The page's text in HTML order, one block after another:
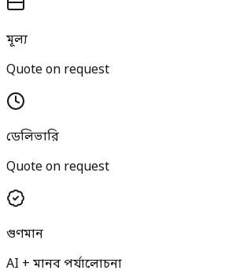
মূল্য
Quote on request
ডেলিভারি
Quote on request
গুণমান
AI + মানব পর্যালোচনা